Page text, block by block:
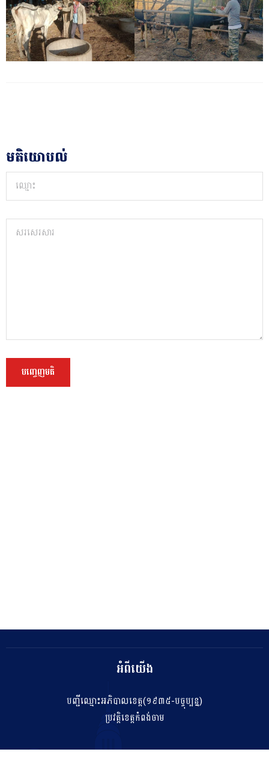
មតិយោបល់
អំពីយើង
បញ្ជីឈ្មោះអភិបាលខេត្ត(១៩៣៥-បច្ចុប្បន្ន)
ប្រវត្តិខេត្តកំពង់ចាម